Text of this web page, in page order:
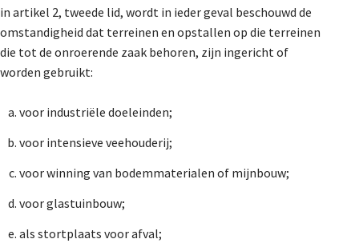
in artikel 2, tweede lid, wordt in ieder geval beschouwd de
omstandigheid dat terreinen en opstallen op die terreinen
die tot de onroerende zaak behoren, zijn ingericht of
worden gebruikt:
voor industriële doeleinden;
voor intensieve veehouderij;
voor winning van bodemmaterialen of mijnbouw;
voor glastuinbouw;
als stortplaats voor afval;